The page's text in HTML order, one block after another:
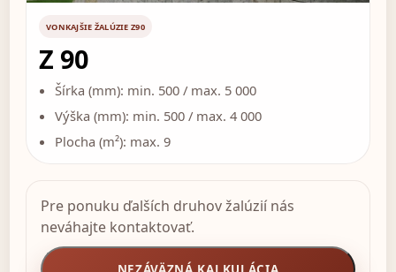
VONKAJŠIE ŽALÚZIE Z90
Z 90
Šírka (mm): min. 500 / max. 5 000
Výška (mm): min. 500 / max. 4 000
Plocha (m²): max. 9
Pre ponuku ďalších druhov žalúzií nás
neváhajte kontaktovať.